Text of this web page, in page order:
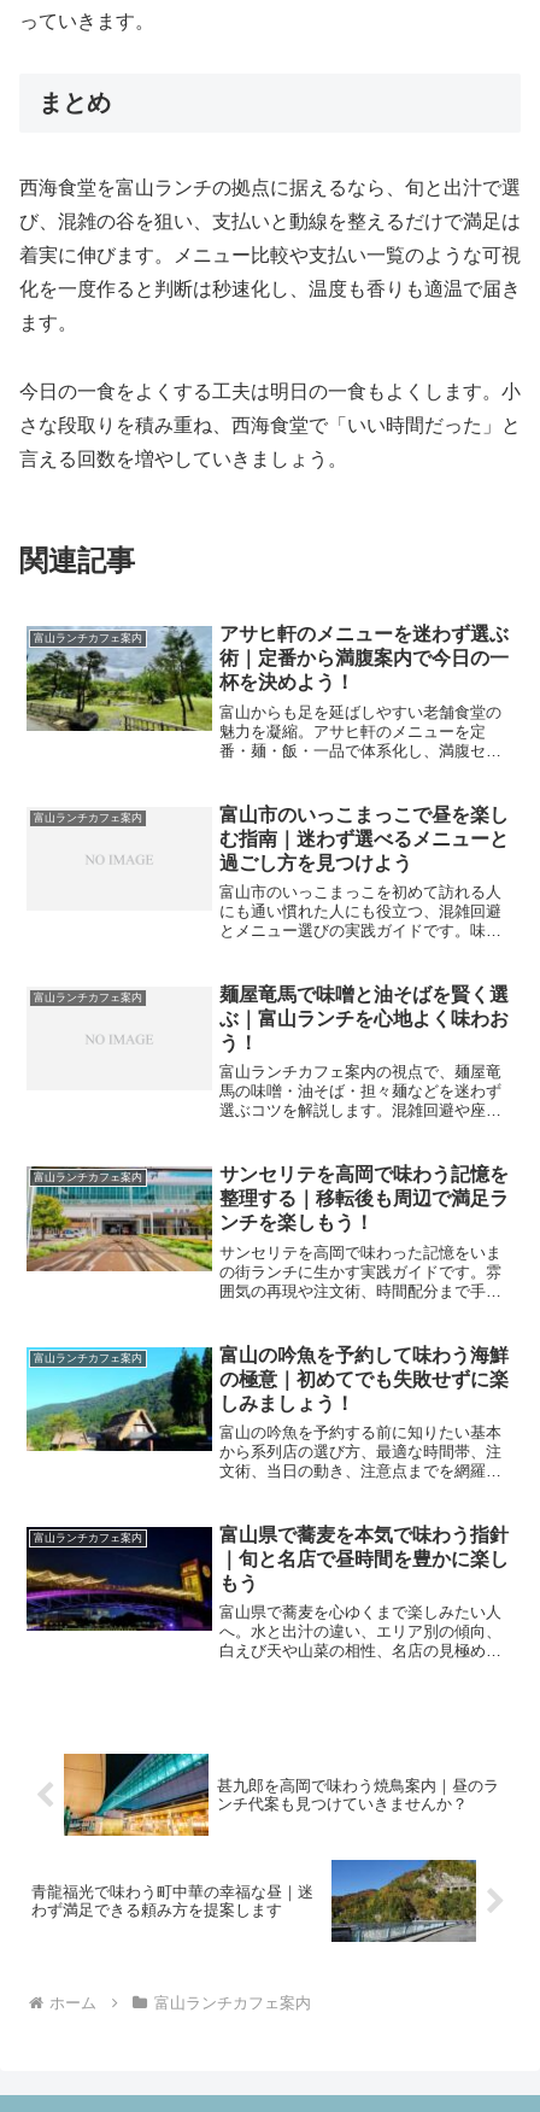
っていきます。
まとめ
西海食堂を富山ランチの拠点に据えるなら、旬と出汁で選
び、混雑の谷を狙い、支払いと動線を整えるだけで満足は
着実に伸びます。メニュー比較や支払い一覧のような可視
化を一度作ると判断は秒速化し、温度も香りも適温で届き
ます。
今日の一食をよくする工夫は明日の一食もよくします。小
さな段取りを積み重ね、西海食堂で「いい時間だった」と
言える回数を増やしていきましょう。
関連記事
富山ランチカフェ案内
アサヒ軒のメニューを迷わず選ぶ
術｜定番から満腹案内で今日の一
杯を決めよう！
富山からも足を延ばしやすい老舗食堂の
魅力を凝縮。アサヒ軒のメニューを定
番・麺・飯・一品で体系化し、満腹セッ
ます。
富山ランチカフェ案内
富山市のいっこまっこで昼を楽し
む指南｜迷わず選べるメニューと
過ごし方を見つけよう
富山市のいっこまっこを初めて訪れる人
にも通い慣れた人にも役立つ、混雑回避
とメニュー選びの実践ガイドです。味の
と満足になる進め方を解説します。
富山ランチカフェ案内
麺屋竜馬で味噌と油そばを賢く選
ぶ｜富山ランチを心地よく味わお
う！
富山ランチカフェ案内の視点で、麺屋竜
馬の味噌・油そば・担々麺などを迷わず
選ぶコツを解説します。混雑回避や座席
す。
富山ランチカフェ案内
サンセリテを高岡で味わう記憶を
整理する｜移転後も周辺で満足ラ
ンチを楽しもう！
サンセリテを高岡で味わった記憶をいま
の街ランチに生かす実践ガイドです。雰
囲気の再現や注文術、時間配分まで手順
富山ランチカフェ案内
富山の吟魚を予約して味わう海鮮
の極意｜初めてでも失敗せずに楽
しみましょう！
富山の吟魚を予約する前に知りたい基本
から系列店の選び方、最適な時間帯、注
文術、当日の動き、注意点までを網羅。
く実践できます。
富山ランチカフェ案内
富山県で蕎麦を本気で味わう指針
｜旬と名店で昼時間を豊かに楽し
もう
富山県で蕎麦を心ゆくまで楽しみたい人
へ。水と出汁の違い、エリア別の傾向、
白えび天や山菜の相性、名店の見極め
甚九郎を高岡で味わう焼鳥案内｜昼のラ
ンチ代案も見つけていきませんか？
青龍福光で味わう町中華の幸福な昼｜迷
わず満足できる頼み方を提案します
ホーム 富山ランチカフェ案内